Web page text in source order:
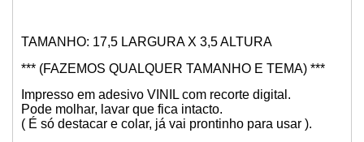
TAMANHO: 17,5 LARGURA X 3,5 ALTURA
*** (FAZEMOS QUALQUER TAMANHO E TEMA) ***
Impresso em adesivo VINIL com recorte digital.
Pode molhar, lavar que fica intacto.
( É só destacar e colar, já vai prontinho para usar ).